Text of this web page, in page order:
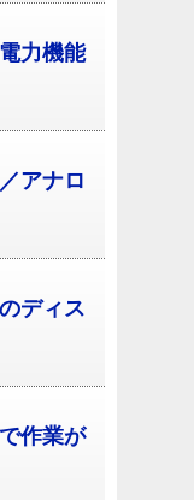
力機能
アナロ
ディス
作業が